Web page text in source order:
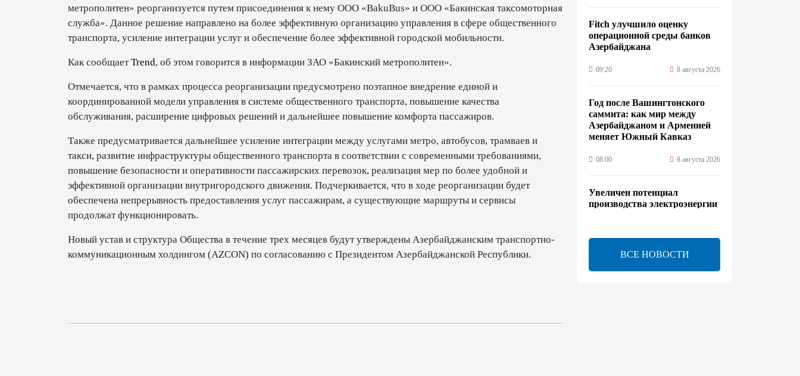
метрополитен» реорганизуется путем присоединения к нему ООО «BakuBus» и ООО «Бакинская таксомоторная
служба». Данное решение направлено на более эффективную организацию управления в сфере общественного
транспорта, усиление интеграции услуг и обеспечение более эффективной городской мобильности.
Как сообщаетTrend, об этом говорится в информации ЗАО «Бакинский метрополитен».
Отмечается, что в рамках процесса реорганизации предусмотрено поэтапное внедрение единой и
координированной модели управления в системе общественного транспорта, повышение качества
обслуживания, расширение цифровых решений и дальнейшее повышение комфорта пассажиров.
Также предусматривается дальнейшее усиление интеграции между услугами метро, автобусов, трамваев и
такси, развитие инфраструктуры общественного транспорта в соответствии с современными требованиями,
повышение безопасности и оперативности пассажирских перевозок, реализация мер по более удобной и
эффективной организации внутригородского движения. Подчеркивается, что в ходе реорганизации будет
обеспечена непрерывность предоставления услуг пассажирам, а существующие маршруты и сервисы
продолжат функционировать.
Новый устав и структура Общества в течение трех месяцев будут утверждены Азербайджанским транспортно-
коммуникационным холдингом (AZCON) по согласованию с Президентом Азербайджанской Республики.
Fitch улучшило оценку
операционной среды банков
Азербайджана
09:20 8 августа 2026
Год после Вашингтонского
саммита: как мир между
Азербайджаном и Арменией
меняет Южный Кавказ
08:00 8 августа 2026
Увеличен потенциал
производства электроэнергии
00:44 8 августа 2026
Китайская компания Jiangsu
ВСЕ НОВОСТИ